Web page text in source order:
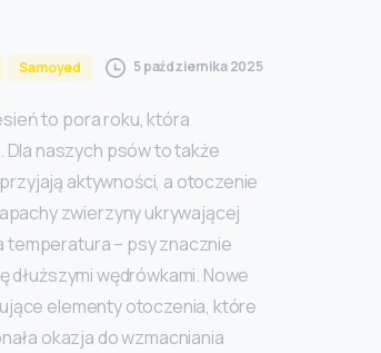
Samoyed 5 października 2025
to pora roku, która
naszych psów to także
aktywności, a otoczenie
zwierzyny ukrywającej
temperatura – psy znacznie
dłuższymi wędrówkami. Nowe
elementy otoczenia, które
okazja do wzmacniania